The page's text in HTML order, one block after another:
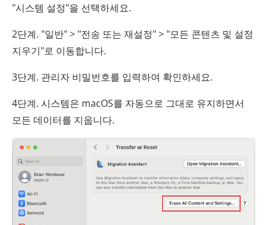
"시스템 설정"을 선택하세요.
2단계. "일반" > "전송 또는 재설정" > "모든 콘텐츠 및 설정
지우기"로 이동합니다.
3단계. 관리자 비밀번호를 입력하여 확인하세요.
4단계. 시스템은 macOS를 자동으로 그대로 유지하면서
모든 데이터를 지웁니다.